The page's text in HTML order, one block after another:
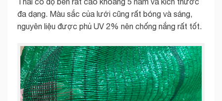
đa dạng. Màu sắc của lưới cũng rất bóng và sáng,
nguyên liệu được phủ UV 2% nên chống nắng rất tốt.